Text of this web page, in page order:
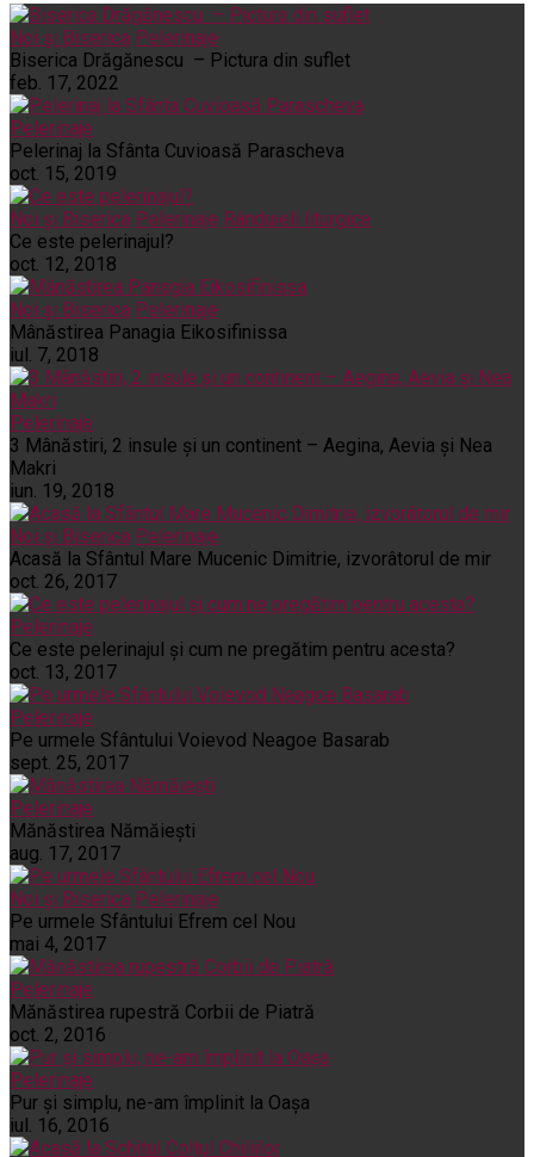
Noi și Biserica Pelerinaje
Biserica Drăgănescu – Pictura din suflet
feb. 17, 2022
Pelerinaje
Pelerinaj la Sfânta Cuvioasă Parascheva
oct. 15, 2019
Noi și Biserica Pelerinaje Rânduieli liturgice
Ce este pelerinajul?
oct. 12, 2018
Noi și Biserica Pelerinaje
Mânăstirea Panagia Eikosifinissa
iul. 7, 2018
Pelerinaje
3 Mânăstiri, 2 insule și un continent – Aegina, Aevia și Nea
Makri
iun. 19, 2018
Noi și Biserica Pelerinaje
Acasă la Sfântul Mare Mucenic Dimitrie, izvorâtorul de mir
oct. 26, 2017
Pelerinaje
Ce este pelerinajul şi cum ne pregătim pentru acesta?
oct. 13, 2017
Pelerinaje
Pe urmele Sfântului Voievod Neagoe Basarab
sept. 25, 2017
Pelerinaje
Mănăstirea Nămăiești
aug. 17, 2017
Noi și Biserica Pelerinaje
Pe urmele Sfântului Efrem cel Nou
mai 4, 2017
Pelerinaje
Mănăstirea rupestră Corbii de Piatră
oct. 2, 2016
Pelerinaje
Pur şi simplu, ne-am împlinit la Oaşa
iul. 16, 2016